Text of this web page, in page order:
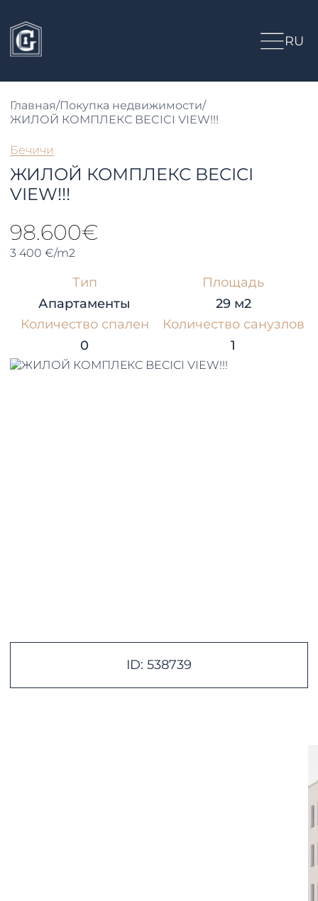
RU
Главная/Покупка недвижимости/
ЖИЛОЙ КОМПЛЕКС BECICI VIEW!!!
Бечичи
ЖИЛОЙ КОМПЛЕКС BECICI
VIEW!!!
98.600€
3 400 €/m2
Тип
Апартаменты
Площадь
29 м2
Количество спален
0
Количество санузлов
1
ID: 538739